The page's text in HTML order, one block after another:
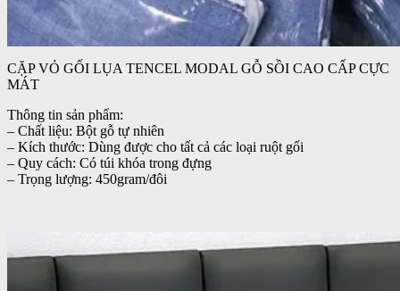
CẶP VỎ GỐI LỤA TENCEL MODAL GỖ SỒI CAO CẤP CỰC
MÁT
Thông tin sản phẩm:
– Chất liệu: Bột gỗ tự nhiên
– Kích thước: Dùng được cho tất cả các loại ruột gối
– Quy cách: Có túi khóa trong đựng
– Trọng lượng: 450gram/đôi